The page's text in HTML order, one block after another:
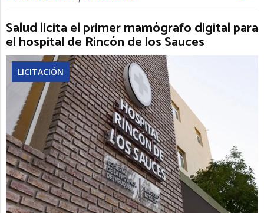
Salud licita el primer mamógrafo digital para
el hospital de Rincón de los Sauces
LICITACIÓN